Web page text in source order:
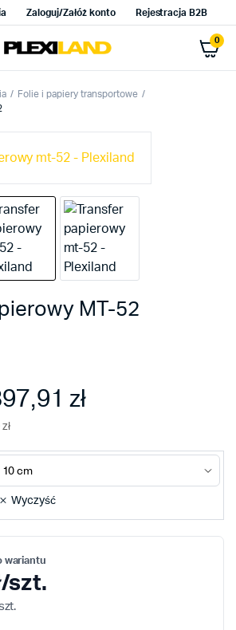
Zaloguj/Załóż konto Rejestracja B2B
0
Folie i papiery transportowe
MT-52
zł
zł
Wyczyść
/szt.